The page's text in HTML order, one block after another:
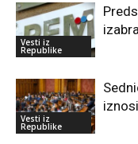
Vesti iz
Republike
Vesti iz
Republike